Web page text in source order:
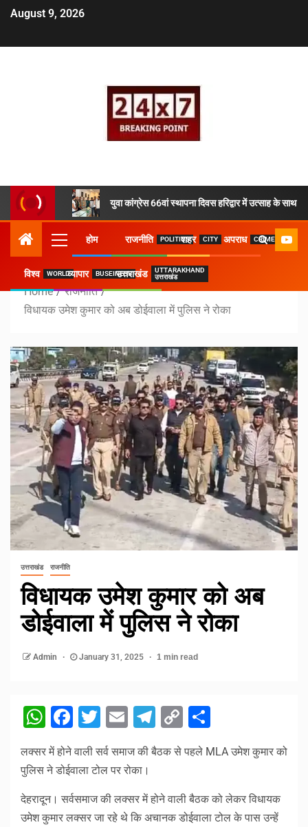
August 9, 2026
युवा कांग्रेस 66वां स्थापना दिवस हरिद्वार में उत्साह के साथ
होम राजनीति POLITICSशहर CITY अपराध CRIME
विश्व WORLDव्यापार BUSEINESSउत्तराखंड
UTTARAKHAND
उत्तराखंड
Home
राजनीति
विधायक उमेश कुमार को अब डोईवाला में पुलिस ने रोका
उत्तराखंड राजनीति
विधायक उमेश कुमार को अब
डोईवाला में पुलिस ने रोका
Admin January 31, 2025 1 min read
WhatsApp
Facebook
Twitter
EmailTelegram
Copy
Link
लक्सर में होने वाली सर्व समाज की बैठक से पहले MLA उमेश कुमार को
पुलिस ने डोईवाला टोल पर रोका।
देहरादून। सर्वसमाज की लक्सर में होने वाली बैठक को लेकर विधायक
उमेश कुमार लक्सर जा रहे थे कि अचानक डोईवाला टोल के पास उन्हें